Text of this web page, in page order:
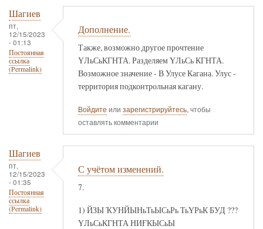
Шагиев
пт,
12/15/2023
- 01:13
Постоянная
ссылка
(Permalink)
Дополнение.
Также, возможно другое прочтение
ҮЛьСьКГНТА. Разделяем ҮЛьСь КГНТА.
Возможное значение - В Улусе Кагана. Улус -
территория подконтрольная кагану.
Войдите или зарегистрируйтесь, чтобы
оставлять комментарии
Шагиев
пт,
12/15/2023
- 01:35
Постоянная
ссылка
(Permalink)
С учётом изменений.
7.
1) ЙЗЫ ҠУНЙЫНьТьЫСьРь ТьҮРьК БУД ???
ҮЛьСьКГНТА НИҒКЫСьЫ